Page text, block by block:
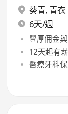
葵青, 青衣
6天/週
豐厚佣金
12天起有
醫療牙科